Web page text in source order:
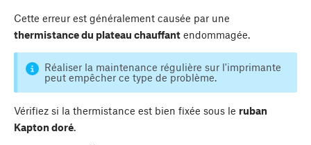
Cette erreur est généralement causée par une
thermistance du plateau chauffant endommagée.
Réaliser la maintenance régulière sur l'imprimante
peut empêcher ce type de problème.
Vérifiez si la thermistance est bien fixée sous le ruban
Kapton doré.